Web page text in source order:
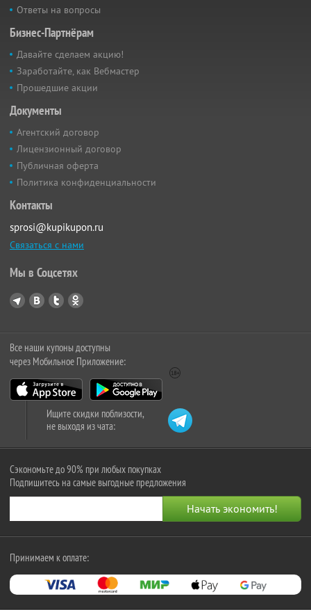
Ответы на вопросы
Бизнес-Партнёрам
Давайте сделаем акцию!
Заработайте, как Вебмастер
Прошедшие акции
Документы
Агентский договор
Лицензионный договор
Публичная оферта
Политика конфиденциальности
Контакты
sprosi@kupikupon.ru
Связаться с нами
Мы в Соцсетях
Все наши купоны доступны
через Мобильное Приложение:
Ищите скидки поблизости,
не выходя из чата:
Сэкономьте до 90% при любых покупках
Подпишитесь на самые выгодные предложения
Принимаем к оплате: